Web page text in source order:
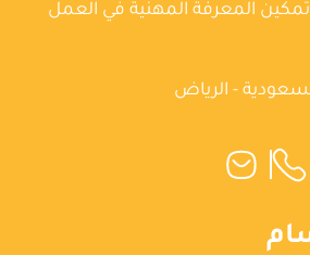
المعرفة المهنية في العمل
- الرياض